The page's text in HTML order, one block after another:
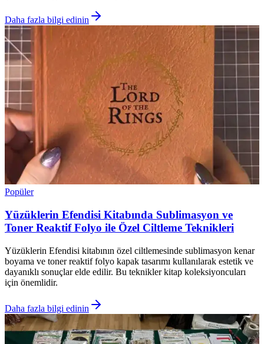
Daha fazla bilgi edinin
Popüler
Yüzüklerin Efendisi Kitabında Sublimasyon ve
Toner Reaktif Folyo ile Özel Ciltleme Teknikleri
Yüzüklerin Efendisi kitabının özel ciltlemesinde sublimasyon kenar
boyama ve toner reaktif folyo kapak tasarımı kullanılarak estetik ve
dayanıklı sonuçlar elde edilir. Bu teknikler kitap koleksiyoncuları
için önemlidir.
Daha fazla bilgi edinin